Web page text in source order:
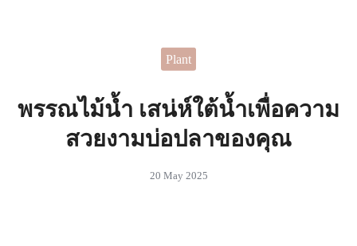
Plant
พรรณไม้น้ำ เสน่ห์ใต้น้ำเพื่อความ
สวยงามบ่อปลาของคุณ
20 May 2025